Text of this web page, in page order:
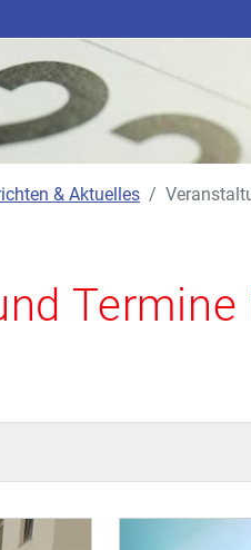
& Aktuelles
Termine